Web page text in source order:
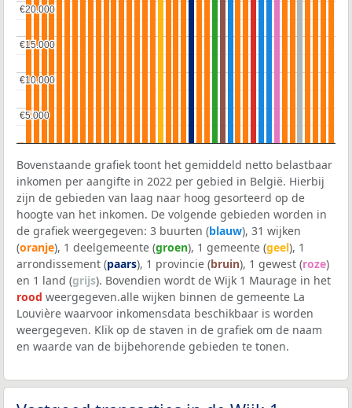
€5.000
€5.000
€10.000
€10.000
€15.000
€15.000
€20.000
€20.000
Bovenstaande grafiek toont het gemiddeld netto belastbaar
inkomen per aangifte in 2022 per gebied in België. Hierbij
zijn de gebieden van laag naar hoog gesorteerd op de
hoogte van het inkomen. De volgende gebieden worden in
de grafiek weergegeven: 3 buurten (blauw), 31 wijken
(oranje), 1 deelgemeente (groen), 1 gemeente (geel), 1
arrondissement (paars), 1 provincie (bruin), 1 gewest (roze)
en 1 land (grijs). Bovendien wordt de Wijk 1 Maurage in het
rood weergegeven.alle wijken binnen de gemeente La
Louvière waarvoor inkomensdata beschikbaar is worden
weergegeven. Klik op de staven in de grafiek om de naam
en waarde van de bijbehorende gebieden te tonen.